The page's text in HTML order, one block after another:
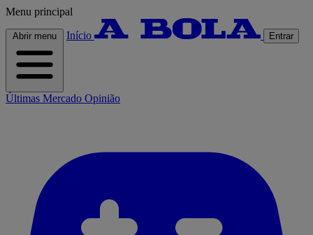
Menu principal
Abrir menu Início Entrar
Últimas Mercado Opinião